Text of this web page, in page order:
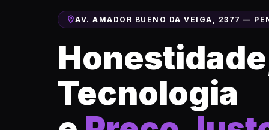
AV. AMADOR BUENO DA VEIGA, 2377 —
Tecnologia